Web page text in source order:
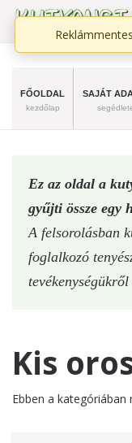
FŐOLDAL
kezdőlap
SAJÁT
Ez az oldal a
gyűjti össze egy
A felsorolásban
foglalkozó
Kis
Ebben a